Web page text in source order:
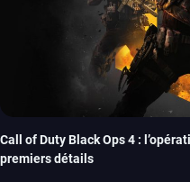
Call of Duty Black Ops 4 :
premiers détails